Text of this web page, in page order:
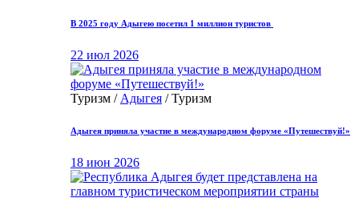
В 2025 году Адыгею посетил 1 миллион туристов
22 июл 2026
Туризм / Адыгея / Туризм
Адыгея приняла участие в международном форуме «Путешествуй!»
18 июн 2026